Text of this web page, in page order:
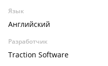
Язык
Английский
Разработчик
Traction Software